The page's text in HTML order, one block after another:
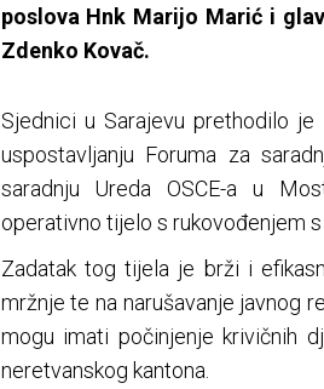
poslova Hnk Marijo Marić i
Zdenko Kovač.
Sjednici u Sarajevu prethodilo
uspostavljanju Foruma za
saradnju Ureda OSCE-a u
operativno tijelo s rukovođenjem
Zadatak tog tijela je brži i
mržnje te na narušavanje javnog
mogu imati počinjenje krivičnih
neretvanskog kantona.